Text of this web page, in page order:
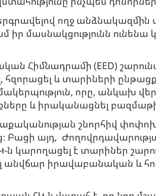
ողջ անձնակազմին
իր մասնակցությունն
Հիմնադրամի (EED)
և տարիների
որը, անկախ
և իրականացնել
շնորհիվ
Բացի այդ,
կարողացել է տարիներ
իրավաբանական և